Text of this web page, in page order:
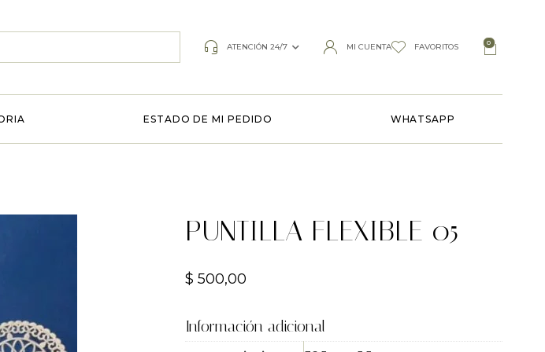
ATENCIÓN 24/7 MI CUENTA FAVORITOS 0
ESTADO DE MI PEDIDO WHATSAPP
PUNTILLA FLEXIBLE 05
$ 500,00
Información adicional